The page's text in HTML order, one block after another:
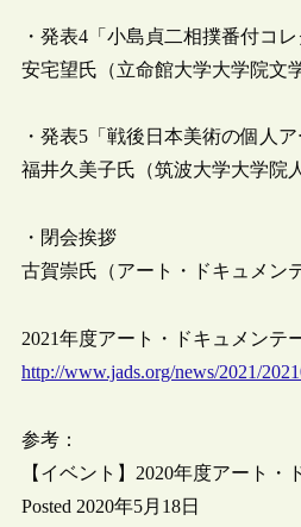
・発表4「小島貞二相撲番付コ
安宅望氏（立命館大学大学院文
・発表5「戦後日本美術の個人
福井久美子氏（筑波大学大学院
・閉会挨拶
古賀崇氏（アート・ドキュメン
2021年度アート・ドキュメン
http://www.jads.org/news/2021/
参考：
【イベント】2020年度アート
Posted 2020年5月18日